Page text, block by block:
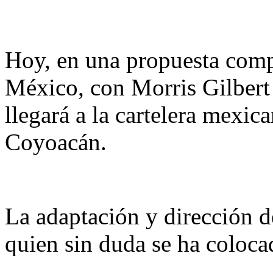
Hoy, en una propuesta
México, con Morris Gilbert
llegará a la cartelera
Coyoacán.
La adaptación y dirección
quien sin duda se ha